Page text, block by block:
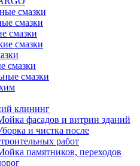
смазки
смазки
смазки
смазки
смазки
смазки
клининг
фасадов и витрин зданий
и чистка после
работ
памятников, переходов